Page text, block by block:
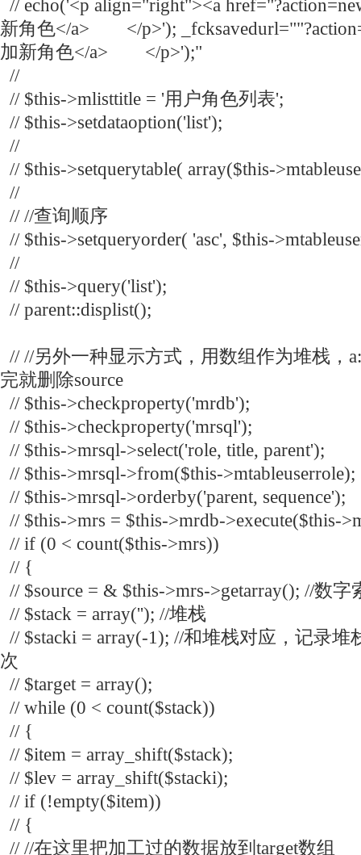
// echo('<p align="right"><a
新角色</a> </p>');
加新角色</a> </p>');"
//
// $this->mlisttitle = '用户角色列表';
// $this->setdataoption('list');
//
// $this->setquerytable( array($this-
//
// //查询顺序
// $this->setqueryorder( 'asc', $this-
//
// $this->query('list');
// parent::displist();
// //另外一种显示方式，用数组作为堆栈，
完就删除source
// $this->checkproperty('mrdb');
// $this->checkproperty('mrsql');
// $this->mrsql->select('role, title, parent');
// $this->mrsql->from($this->mtableuserrole);
// $this->mrsql->orderby('parent, sequence');
// $this->mrs = $this->mrdb->execute($this-
// if (0 < count($this->mrs))
// {
// $source = & $this->mrs->getarray(); //数字
// $stack = array(''); //堆栈
// $stacki = array(-1); //和堆栈对应，记录
次
// $target = array();
// while (0 < count($stack))
// {
// $item = array_shift($stack);
// $lev = array_shift($stacki);
// if (!empty($item))
// {
// //在这里把加工过的数据放到target数组